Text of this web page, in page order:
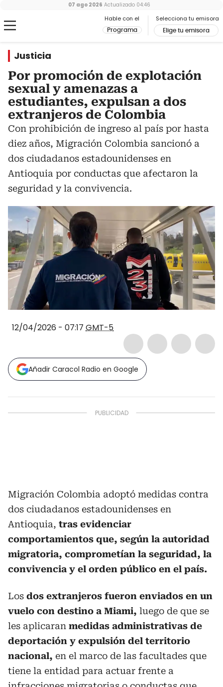
Hable con el
Programa
Selecciona tu emisora
Elige tu emisora
07 ago 2026 Actualizado 04:46
Justicia
Por promoción de explotación
sexual y amenazas a
estudiantes, expulsan a dos
extranjeros de Colombia
Con prohibición de ingreso al país por hasta
diez años, Migración Colombia sancionó a
dos ciudadanos estadounidenses en
Antioquia por conductas que afectaron la
seguridad y la convivencia.
12/04/2026 - 07:17 GMT-5
Añadir Caracol Radio en Google
Migración Colombia adoptó medidas contra
dos ciudadanos estadounidenses en
Antioquia, tras evidenciar
comportamientos que, según la autoridad
migratoria, comprometían la seguridad, la
convivencia y el orden público en el país.
Los dos extranjeros fueron enviados en un
vuelo con destino a Miami, luego de que se
les aplicaran medidas administrativas de
deportación y expulsión del territorio
nacional, en el marco de las facultades que
tiene la entidad para actuar frente a